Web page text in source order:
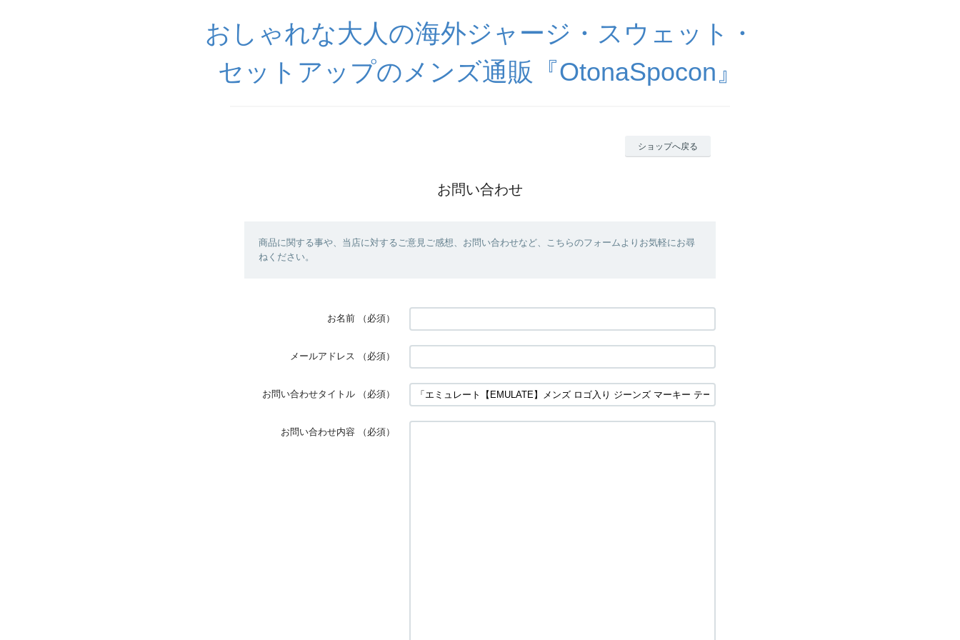
おしゃれな大人の海外ジャージ・スウェット・
セットアップのメンズ通販『OtonaSpocon』
ショップへ戻る
お問い合わせ
商品に関する事や、当店に対するご意見ご感想、お問い合わせなど、こちらのフォームよりお気軽にお尋
ねください。
お名前 （必須）
メールアドレス （必須）
お問い合わせタイトル （必須）
お問い合わせ内容 （必須）